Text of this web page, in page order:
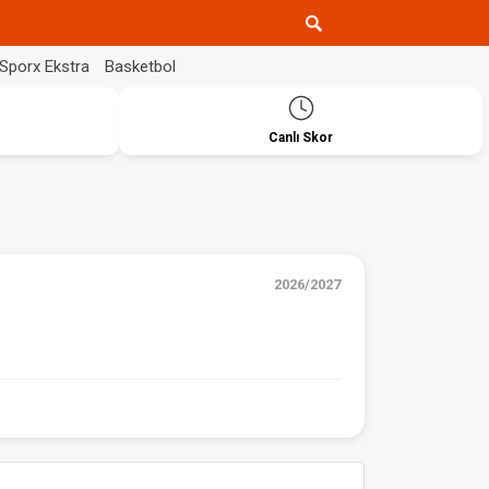
Sporx Ekstra Basketbol
Canlı Skor
2026/2027